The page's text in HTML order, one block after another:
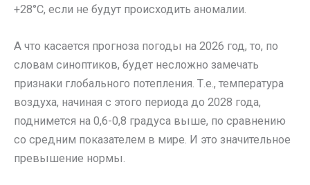
+28°C, если не будут происходить аномалии.
А что касается прогноза погоды на 2026 год, то, по
словам синоптиков, будет несложно замечать
признаки глобального потепления. Т.е., температура
воздуха, начиная с этого периода до 2028 года,
поднимется на 0,6-0,8 градуса выше, по сравнению
со средним показателем в мире. И это значительное
превышение нормы.